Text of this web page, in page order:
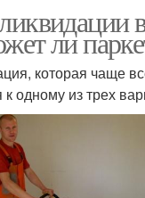
ли
которая чаще
к одному из трех